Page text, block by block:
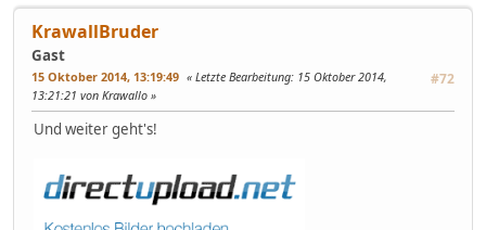
KrawallBruder
Gast
15 Oktober 2014, 13:19:49 #72
Letzte Bearbeitung: 15 Oktober 2014,
13:21:21 von Krawallo
Und weiter geht's!